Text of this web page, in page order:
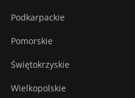
Podkarpackie
Pomorskie
Świętokrzyskie
Wielkopolskie